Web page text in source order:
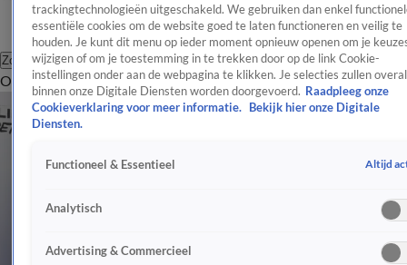
Zoeken
OverzichtEntertainmentSpraakmakendRealityCrimeVideo's
trackingtechnologieën uitgeschakeld. We gebruiken dan enkel
essentiële cookies om de website goed te laten functioneren en veilig te
houden. Je kunt dit menu op ieder moment opnieuw openen om je
wijzigen of om je toestemming in te trekken door op de link Cookie-
instellingen onder aan de webpagina te klikken. Je selecties zullen overal
binnen onze Digitale Diensten worden doorgevoerd. Raadpleeg onze
Cookieverklaring voor meer informatie.
Bekijk hier onze Digitale
Diensten.
Functioneel & Essentieel Altijd
Analytisch
Advertising & Commercieel